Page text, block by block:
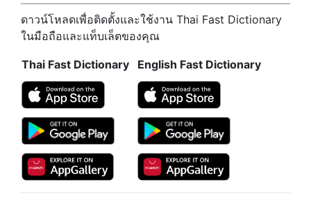
ดาวน์โหลดเพื่อติดตั้งและใช้งาน Thai Fast Dictionary
ในมือถือและแท็บเล็ตของคุณ
Thai Fast Dictionary English Fast Dictionary